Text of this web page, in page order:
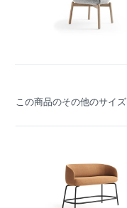
この商品のその他のサイズ